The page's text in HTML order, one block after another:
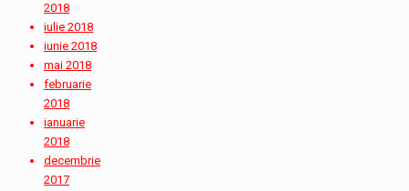
2018
iulie 2018
iunie 2018
mai 2018
februarie
2018
ianuarie
2018
decembrie
2017